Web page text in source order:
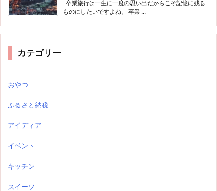
卒業旅行は一生に一度の思い出だからこそ記憶に残る
ものにしたいですよね。 卒業 ...
カテゴリー
おやつ
ふるさと納税
アイディア
イベント
キッチン
スイーツ